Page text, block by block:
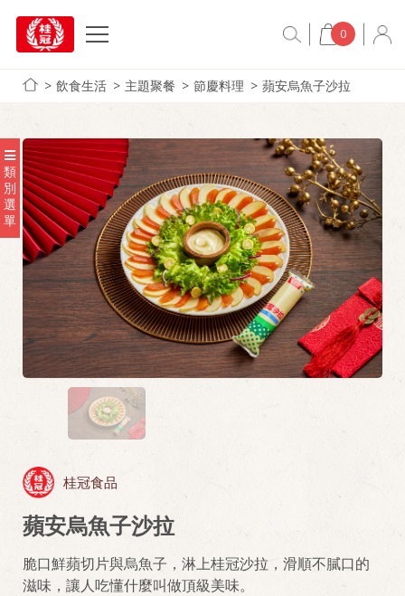
0
飲食生活 主題聚餐 節慶料理 蘋安烏魚子沙拉
類
別
選
單
桂冠食品
蘋安烏魚子沙拉
脆口鮮蘋切片與烏魚子，淋上桂冠沙拉，滑順不膩口的
滋味，讓人吃懂什麼叫做頂級美味。